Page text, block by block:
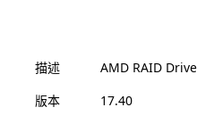
描述
AMD RAID
版本
17.40